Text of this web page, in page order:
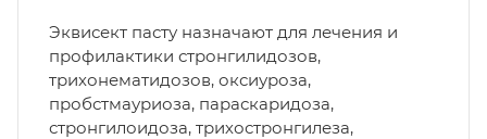
Эквисект пасту назначают для лечения и
профилактики стронгилидозов,
трихонематидозов, оксиуроза,
пробстмауриоза, параскаридоза,
стронгилоидоза, трихостронгилеза,